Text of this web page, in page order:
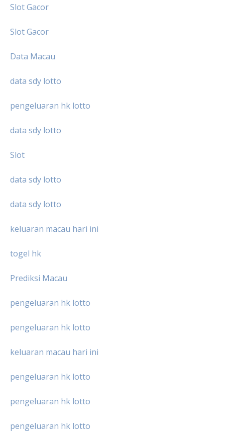
Slot Gacor
Slot Gacor
Data Macau
data sdy lotto
pengeluaran hk lotto
data sdy lotto
Slot
data sdy lotto
data sdy lotto
keluaran macau hari ini
togel hk
Prediksi Macau
pengeluaran hk lotto
pengeluaran hk lotto
keluaran macau hari ini
pengeluaran hk lotto
pengeluaran hk lotto
pengeluaran hk lotto